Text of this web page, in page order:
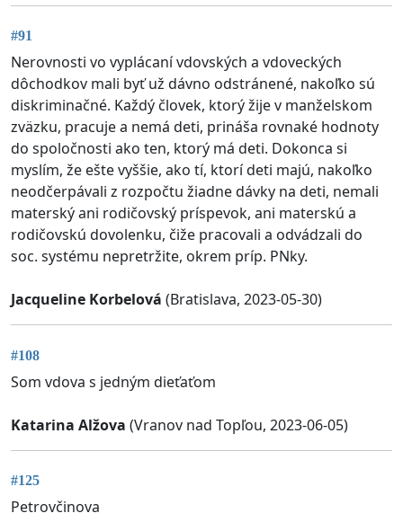
#91
Nerovnosti vo vyplácaní vdovských a vdoveckých
dôchodkov mali byť už dávno odstránené, nakoľko sú
diskriminačné. Každý človek, ktorý žije v manželskom
zväzku, pracuje a nemá deti, prináša rovnaké hodnoty
do spoločnosti ako ten, ktorý má deti. Dokonca si
myslím, že ešte vyššie, ako tí, ktorí deti majú, nakoľko
neodčerpávali z rozpočtu žiadne dávky na deti, nemali
materský ani rodičovský príspevok, ani materskú a
rodičovskú dovolenku, čiže pracovali a odvádzali do
soc. systému nepretržite, okrem príp. PNky.
Jacqueline Korbelová (Bratislava, 2023-05-30)
#108
Som vdova s jedným dieťaťom
Katarina Alžova (Vranov nad Topľou, 2023-06-05)
#125
Petrovčinova